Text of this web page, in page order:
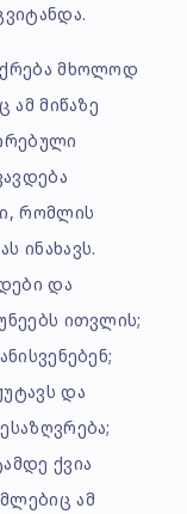
მხოლოდ
ამ მიწაზე
რომლის
ინახავს.
და
ითვლის;
და
ქვია
ამ